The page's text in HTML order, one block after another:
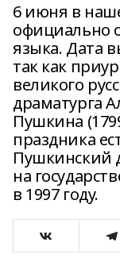
6 июня в
официально
языка. Дата
так как
великого
драматурга
Пушкина
праздника
Пушкинский
на
в 1997 году.